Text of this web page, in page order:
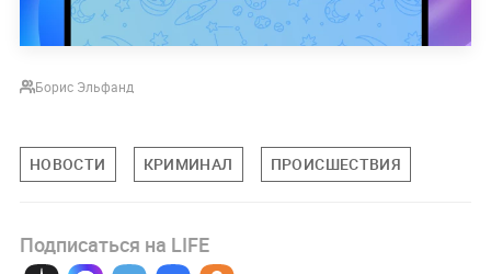
Борис Эльфанд
НОВОСТИ КРИМИНАЛ ПРОИСШЕСТВИЯ
Подписаться на LIFE